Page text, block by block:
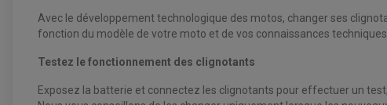
Avec le développement technologique des motos, changer ses
fonction du modèle de votre moto et de vos connaissances
Testez le fonctionnement des clignotants
Exposez la batterie et connectez les clignotants pour effectuer un